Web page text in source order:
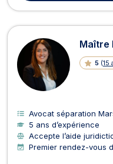
Maître
5 (15
Avocat séparation
5 ans d’expérience
Accepte l’aide
Premier rendez-vous